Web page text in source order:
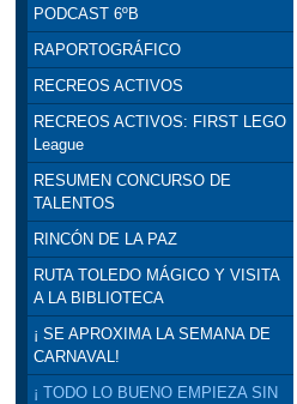
PODCAST 6ºB
RAPORTOGRÁFICO
RECREOS ACTIVOS
RECREOS ACTIVOS: FIRST LEGO
League
RESUMEN CONCURSO DE
TALENTOS
RINCÓN DE LA PAZ
RUTA TOLEDO MÁGICO Y VISITA
A LA BIBLIOTECA
¡ SE APROXIMA LA SEMANA DE
CARNAVAL!
¡ TODO LO BUENO EMPIEZA SIN